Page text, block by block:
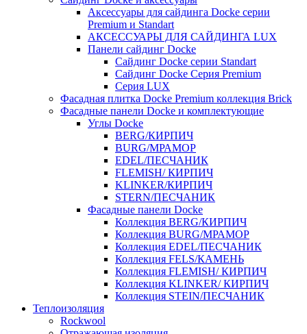
Аксессуары для сайдинга Docke серии
Premium и Standart
АКСЕССУАРЫ ДЛЯ САЙДИНГА LUX
Панели сайдинг Docke
Cайдинг Docke серии Standart
Сайдинг Docke Серия Premium
Серия LUX
Фасадная плитка Docke Premium коллекция Brick
Фасадные панели Docke и комплектующие
Углы Docke
BERG/КИРПИЧ
BURG/МРАМОР
EDEL/ПЕСЧАНИК
FLEMISH/ КИРПИЧ
KLINKER/КИРПИЧ
STERN/ПЕСЧАНИК
Фасадные панели Docke
Коллекция BERG/КИРПИЧ
Коллекция BURG/МРАМОР
Коллекция EDEL/ПЕСЧАНИК
Коллекция FELS/КАМЕНЬ
Коллекция FLEMISH/ КИРПИЧ
Коллекция KLINKER/ КИРПИЧ
Коллекция STEIN/ПЕСЧАНИК
Теплоизоляция
Rockwool